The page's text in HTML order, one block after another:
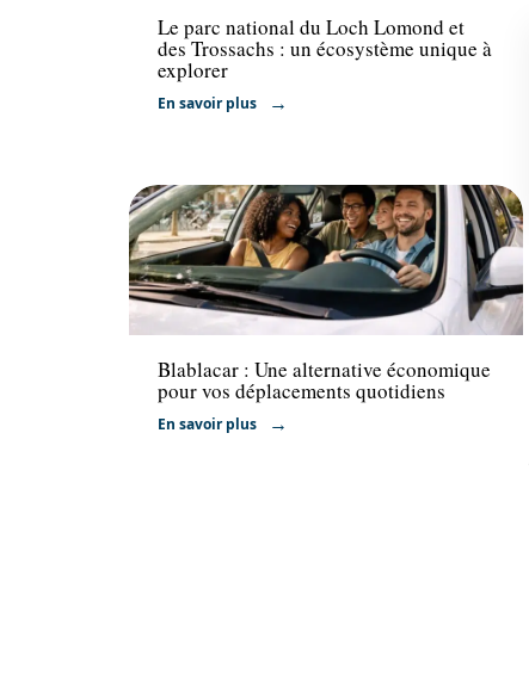
Le parc national du Loch Lomond et
des Trossachs : un écosystème unique à
explorer
En savoir plus
Transport
Blablacar : Une alternative économique
pour vos déplacements quotidiens
En savoir plus